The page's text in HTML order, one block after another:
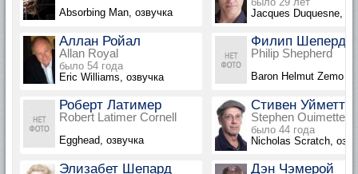
Absorbing Man, озвучка
Jacques Duquesne,
Аллан Ройал
Allan Royal
было 54 года
Eric Williams, озвучка
Филип Шеперд
Philip Shepherd
Baron Helmut Zemo
Роберт Латимер
Robert Latimer Cornell
Egghead, озвучка
Стивен Уйметт
Stephen Ouimette
было 44 года
Nicholas Scratch,
Элизабет Шепард Дэн Чэмерой